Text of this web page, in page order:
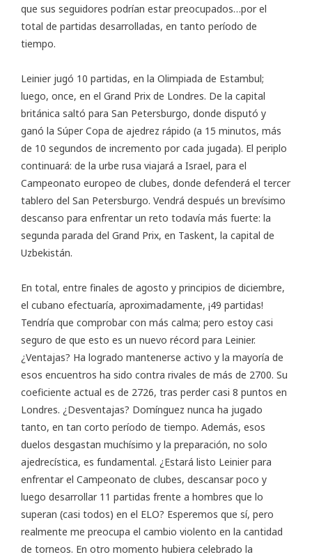
que sus seguidores podrían estar preocupados…por el
total de partidas desarrolladas, en tanto período de
tiempo.
Leinier jugó 10 partidas, en la Olimpiada de Estambul;
luego, once, en el Grand Prix de Londres. De la capital
británica saltó para San Petersburgo, donde disputó y
ganó la Súper Copa de ajedrez rápido (a 15 minutos, más
de 10 segundos de incremento por cada jugada). El periplo
continuará: de la urbe rusa viajará a Israel, para el
Campeonato europeo de clubes, donde defenderá el tercer
tablero del San Petersburgo. Vendrá después un brevísimo
descanso para enfrentar un reto todavía más fuerte: la
segunda parada del Grand Prix, en Taskent, la capital de
Uzbekistán.
En total, entre finales de agosto y principios de diciembre,
el cubano efectuaría, aproximadamente, ¡49 partidas!
Tendría que comprobar con más calma; pero estoy casi
seguro de que esto es un nuevo récord para Leinier.
¿Ventajas? Ha logrado mantenerse activo y la mayoría de
esos encuentros ha sido contra rivales de más de 2700. Su
coeficiente actual es de 2726, tras perder casi 8 puntos en
Londres. ¿Desventajas? Domínguez nunca ha jugado
tanto, en tan corto período de tiempo. Además, esos
duelos desgastan muchísimo y la preparación, no solo
ajedrecística, es fundamental. ¿Estará listo Leinier para
enfrentar el Campeonato de clubes, descansar poco y
luego desarrollar 11 partidas frente a hombres que lo
superan (casi todos) en el ELO? Esperemos que sí, pero
realmente me preocupa el cambio violento en la cantidad
de torneos. En otro momento hubiera celebrado la